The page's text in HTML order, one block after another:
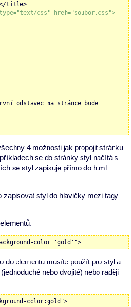
title>
css" href="soubor.css">
odstavec na stránce bude
4 možnosti jak propojit stránku
se do stránky styl načítá s
se styl zapisuje přímo do html
zapisovat styl do hlavičky mezi tagy
color='gold'">
do elementu musíte použít pro styl a
nebo dvojité) nebo raději
color:gold">